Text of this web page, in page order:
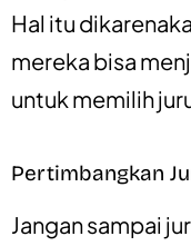
Hal itu
mereka bisa
untuk memilih
Pertimbangkan
Jangan sampai